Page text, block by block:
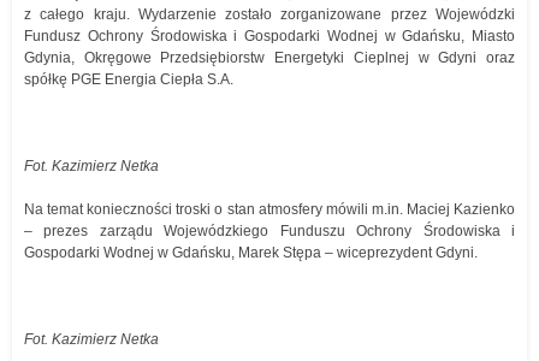
z całego kraju. Wydarzenie zostało zorganizowane przez Wojewódzki
Fundusz Ochrony Środowiska i Gospodarki Wodnej w Gdańsku, Miasto
Gdynia, Okręgowe Przedsiębiorstw Energetyki Cieplnej w Gdyni oraz
spółkę PGE Energia Ciepła S.A.
Fot. Kazimierz Netka
Na temat konieczności troski o stan atmosfery mówili m.in. Maciej Kazienko
– prezes zarządu Wojewódzkiego Funduszu Ochrony Środowiska i
Gospodarki Wodnej w Gdańsku, Marek Stępa – wiceprezydent Gdyni.
Fot. Kazimierz Netka